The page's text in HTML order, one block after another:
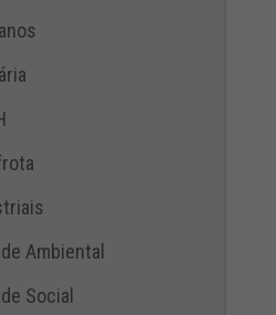
Ambiental
Social